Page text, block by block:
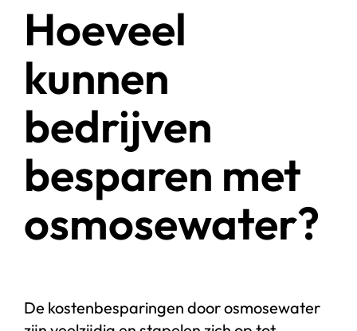
Hoeveel
kunnen
bedrijven
besparen met
osmosewater?
De kostenbesparingen door osmosewater